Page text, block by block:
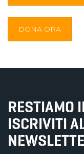
DONA ORA
RESTIAMO
ISCRIVITI